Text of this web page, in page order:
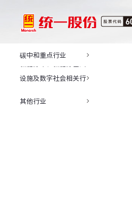
碳中和重点行业
设施及数字社会相关行
其他行业